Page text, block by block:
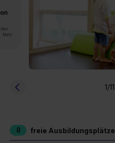
Mehr
1/11
8 freie Ausbildungsplätze